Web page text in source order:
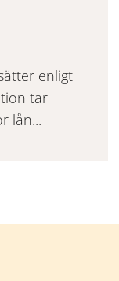
enligt
tar
lån...